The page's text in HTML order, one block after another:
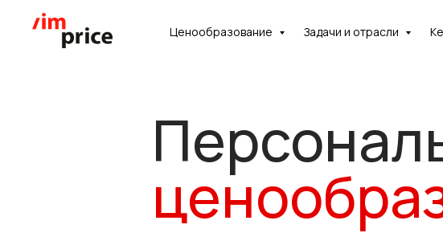
систему изнутри и
насколько она
для ваших задач?
С удовольствием проведем демонстрацию
Ценообразование Задачи и отрасли